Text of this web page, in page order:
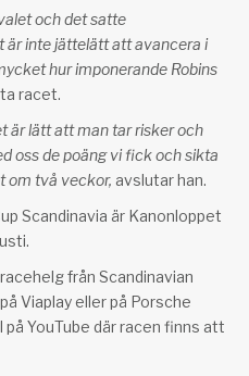
och det satte
är inte jättelätt att avancera i
hur imponerande Robins
racet.
är lätt att man tar risker och
oss de poäng vi fick och sikta
om två veckor, avslutar han.
Scandinavia är Kanonloppet
från Scandinavian
Viaplay eller på Porsche
på YouTube där racen finns att